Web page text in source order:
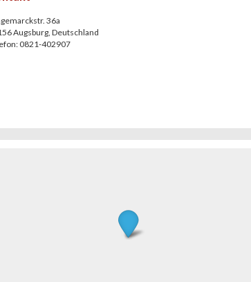
36a
Augsburg, Deutschland
0821-402907